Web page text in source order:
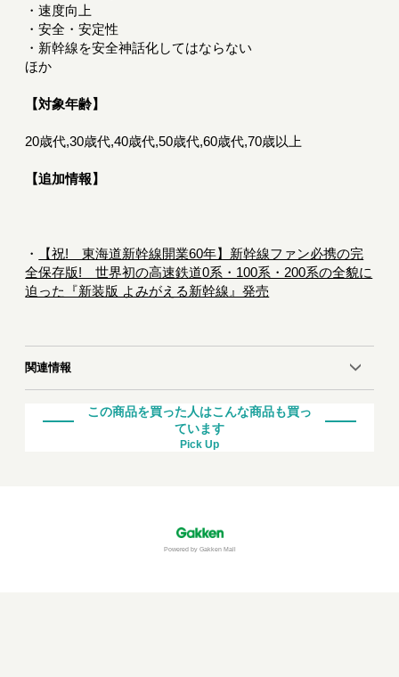
・速度向上
・安全・安定性
・新幹線を安全神話化してはならない
ほか
【対象年齢】
20歳代,30歳代,40歳代,50歳代,60歳代,70歳以上
【追加情報】
・
【祝! 東海道新幹線開業60年】新幹線ファン必携の完
全保存版! 世界初の高速鉄道0系・100系・200系の全貌に
迫った『新装版 よみがえる新幹線』発売
関連情報
この商品を買った人はこんな商品も買っ
ています
Pick Up
Powered by Gakken Mall